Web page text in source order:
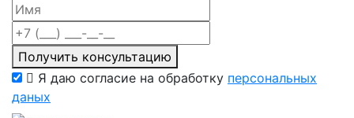
Получить консультацию
Я даю согласие на обработку персональных
даных